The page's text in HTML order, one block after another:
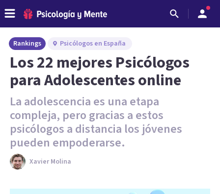
Rankings Psicólogos en España
Los 22 mejores Psicólogos
para Adolescentes online
La adolescencia es una etapa
compleja, pero gracias a estos
psicólogos a distancia los jóvenes
pueden empoderarse.
Xavier Molina